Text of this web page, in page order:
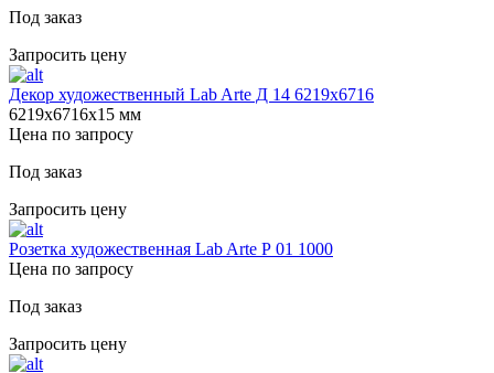
Под заказ
Запросить цену
Декор художественный Lab Arte Д 14 6219х6716
6219х6716х15 мм
Цена по запросу
Под заказ
Запросить цену
Розетка художественная Lab Arte Р 01 1000
Цена по запросу
Под заказ
Запросить цену